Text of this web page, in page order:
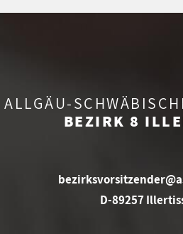
ALLGÄU-
BEZIRK 8
D-89257